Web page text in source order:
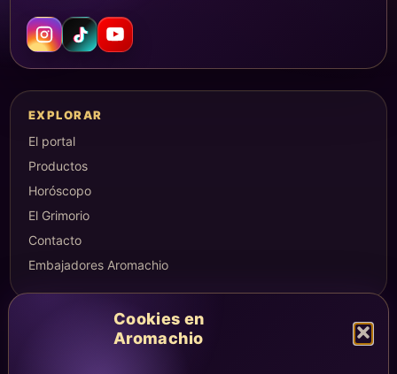
Cookies en
Aromachio
EXPLORAR
El portal
Productos
Horóscopo
El Grimorio
Contacto
Embajadores Aromachio
COMPRA Y CUENTA